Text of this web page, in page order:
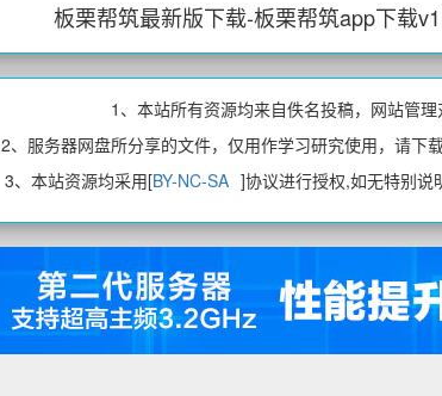
板栗帮筑最新版下载-板栗帮筑app下载
1、本站所有资源均来自佚名投稿，网站管
2、服务器网盘所分享的文件，仅用作学习研究使用，请下
3、本站资源均采用[BY-NC-SA ]协议进行授权,如无特别说